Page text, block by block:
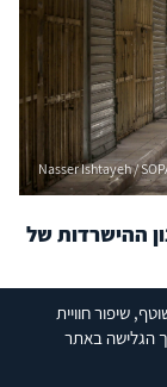
שיפור חוויית
הגלישה באתר
Nasser Ishtayeh /
ההישרדות של
הקשות
"חרבות